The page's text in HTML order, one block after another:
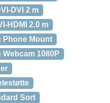
DVI 2 m
HDMI 2.0 m
Phone Mount
1080P
Sort